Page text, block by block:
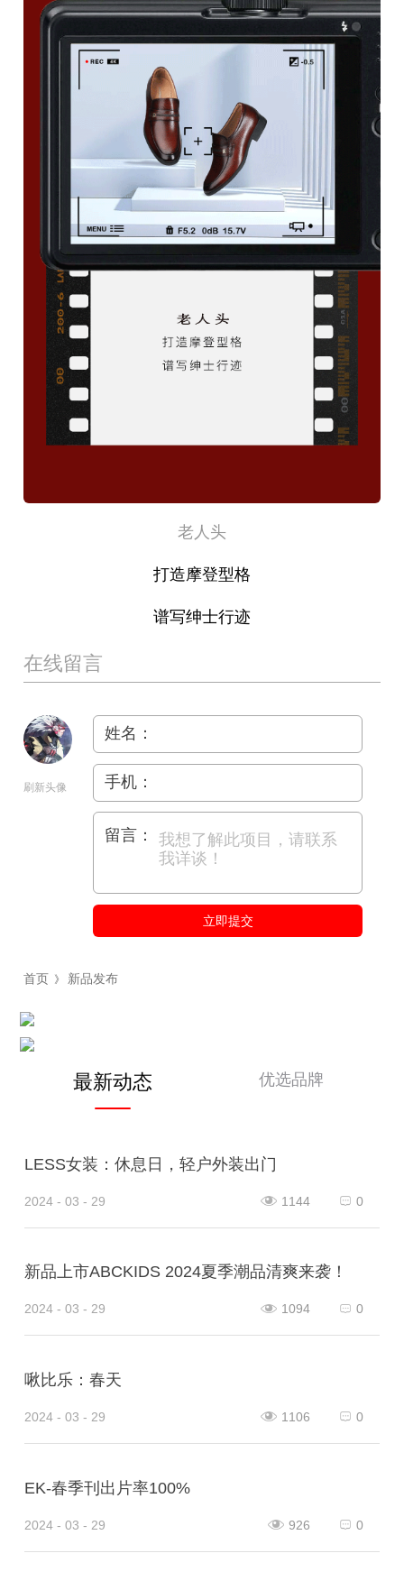
老人头
打造摩登型格
谱写绅士行迹
在线留言
刷新头像
姓名：
手机：
留言：
立即提交
首页 》 新品发布
最新动态 优选品牌
LESS女装：休息日，轻户外装出门
2024 - 03 - 29 0
1144
新品上市ABCKIDS 2024夏季潮品清爽来袭！
2024 - 03 - 29 0
1094
啾比乐：春天
2024 - 03 - 29 0
1106
EK-春季刊出片率100%
2024 - 03 - 29 0
926